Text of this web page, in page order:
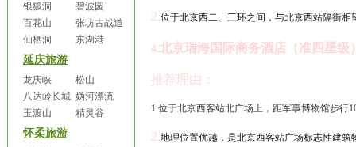
银狐洞
碧波园
百花山
张坊古战道
仙栖洞
东湖港
延庆旅游
龙庆峡
松山
八达岭长城 妫河漂流
玉渡山
精灵谷
怀柔旅游
2.位于北京西二、三环之间，与北京西站隔街
4.北京瑞海国际商务酒店（准四星级
推荐理由：
1.位于北京西客站北广场上，距军事博物馆步行
2.地理位置优越，是北京西客站广场标志性建